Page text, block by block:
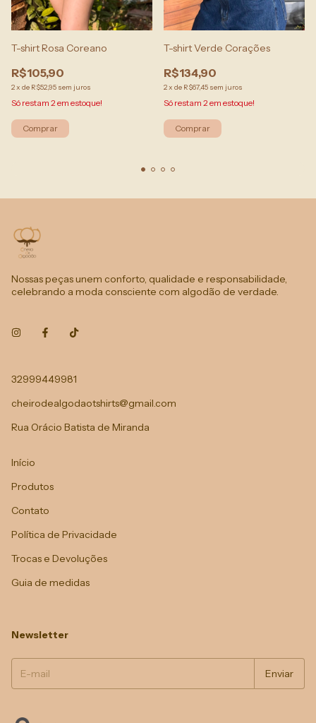
T-shirt Rosa Coreano
R$105,90
2x de R$52,95 sem juros
Só restam 2 em estoque!
Comprar
T-shirt Verde Corações
R$134,90
2x de R$67,45 sem juros
Só restam 2 em estoque!
Comprar
Nossas peças unem conforto, qualidade e responsabilidade,
celebrando a moda consciente com algodão de verdade.
32999449981
cheirodealgodaotshirts@gmail.com
Rua Orácio Batista de Miranda
Início
Produtos
Contato
Política de Privacidade
Trocas e Devoluções
Guia de medidas
Newsletter